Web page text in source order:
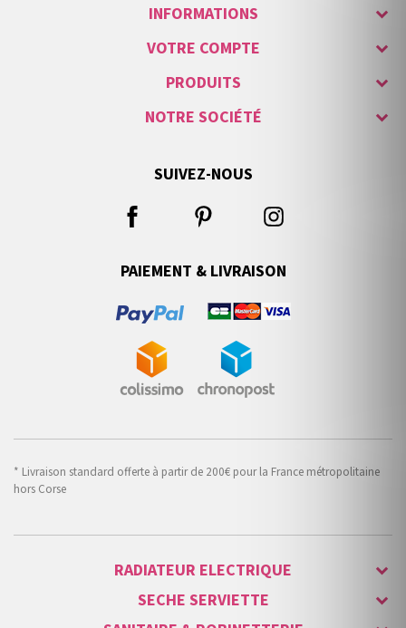
INFORMATIONS
VOTRE COMPTE
PRODUITS
NOTRE SOCIÉTÉ
SUIVEZ-NOUS
PAIEMENT & LIVRAISON
* Livraison standard offerte à partir de 200€ pour la France métropolitaine
hors Corse
RADIATEUR ELECTRIQUE
SECHE SERVIETTE